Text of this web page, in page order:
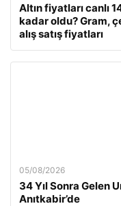
Altın fiyatları canlı
kadar oldu? Gram,
alış satış fiyatları
05/08/2026
34 Yıl Sonra Gelen
Anıtkabir’de